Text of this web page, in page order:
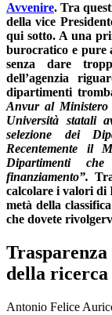
Avvenire. Tra
della vice
qui sotto. A una
burocratico e pure
senza dare
dell’agenzia
dipartimenti
Anvur al
Università statali
selezione dei
Recentemente
Dipartimenti
finanziamento”.
calcolare i valori di
metà della
che dovete
della ricerca
Antonio Felice